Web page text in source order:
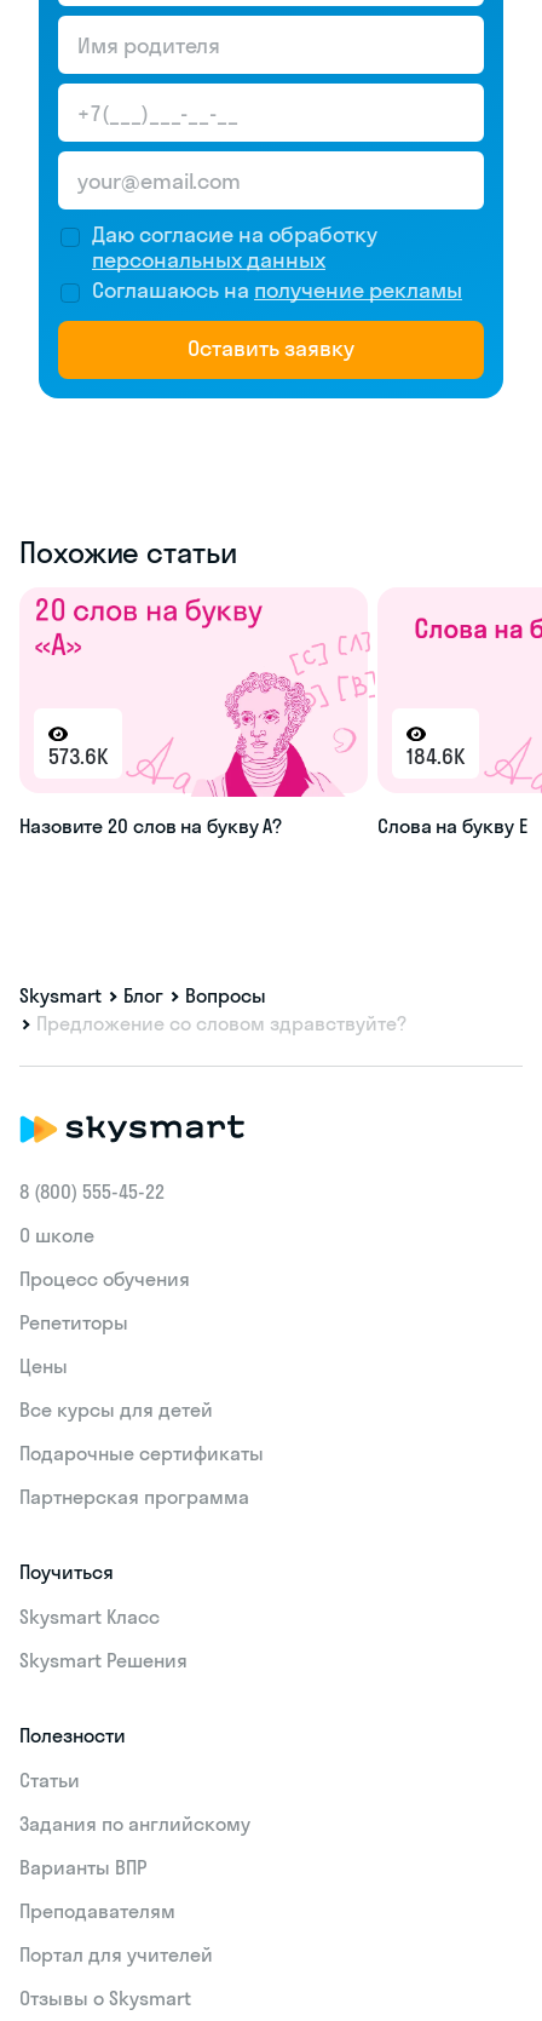
Даю согласие на обработку
персональных данных
Соглашаюсь на получение рекламы
Оставить заявку
Похожие статьи
573.6K
Назовите 20 слов на букву А?
184.6K
Слова на букву Е
Skysmart Блог
Вопросы
Предложение со словом здравствуйте?
8 (800) 555‑45-22
О школе
Процесс обучения
Репетиторы
Цены
Все курсы для детей
Подарочные сертификаты
Партнерская программа
Поучиться
Skysmart Класс
Skysmart Решения
Полезности
Статьи
Задания по английскому
Варианты ВПР
Преподавателям
Портал для учителей
Отзывы о Skysmart